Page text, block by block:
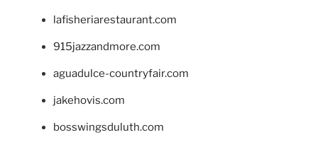
lafisheriarestaurant.com
915jazzandmore.com
aguadulce-countryfair.com
jakehovis.com
bosswingsduluth.com